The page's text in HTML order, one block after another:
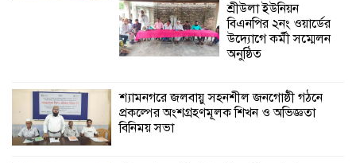
শ্রীউলা ইউনিয়ন
বিএনপির ২নং ওয়ার্ডের
উদ্যোগে কর্মী সম্মেলন
অনুষ্ঠিত
শ্যামনগরে জলবায়ু সহনশীল জনগোষ্ঠী গঠনে
প্রকল্পের অংশগ্রহণমূলক শিখন ও অভিজ্ঞতা
বিনিময় সভা